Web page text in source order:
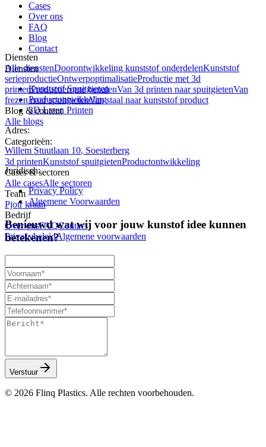
Cases
Over ons
FAQ
Blog
Contact
Diensten
Kunststof Spuitgieten
Productontwikkeling
3D Laten Printen
Adres:
Willem Stuutlaan 10, Soesterberg
Juridisch:
Privacy Policy
Algemene Voorwaarden
Benieuwd wat wij voor jouw kunstof idee kunnen
betekenen?
Verstuur
© 2026 Flinq Plastics. Alle rechten voorbehouden.
Diensten
Alle dienstenDoorontwikkeling kunststof onderdelenKunststof
serieproductieOntwerpoptimalisatieProductie met 3d
printenProductieroute bepalenVan 3d printen naar spuitgietenVan
frezen naar spuitgietenVan staal naar kunststof product
Blog & content
Alle blogs
Categorieën:
3d printenKunststof spuitgietenProductontwikkeling
Cases & sectoren
Alle casesAlle sectoren
Team
Pjotr kraan
Bedrijf
Over onsFAQContact
PrivacybeleidAlgemene voorwaarden